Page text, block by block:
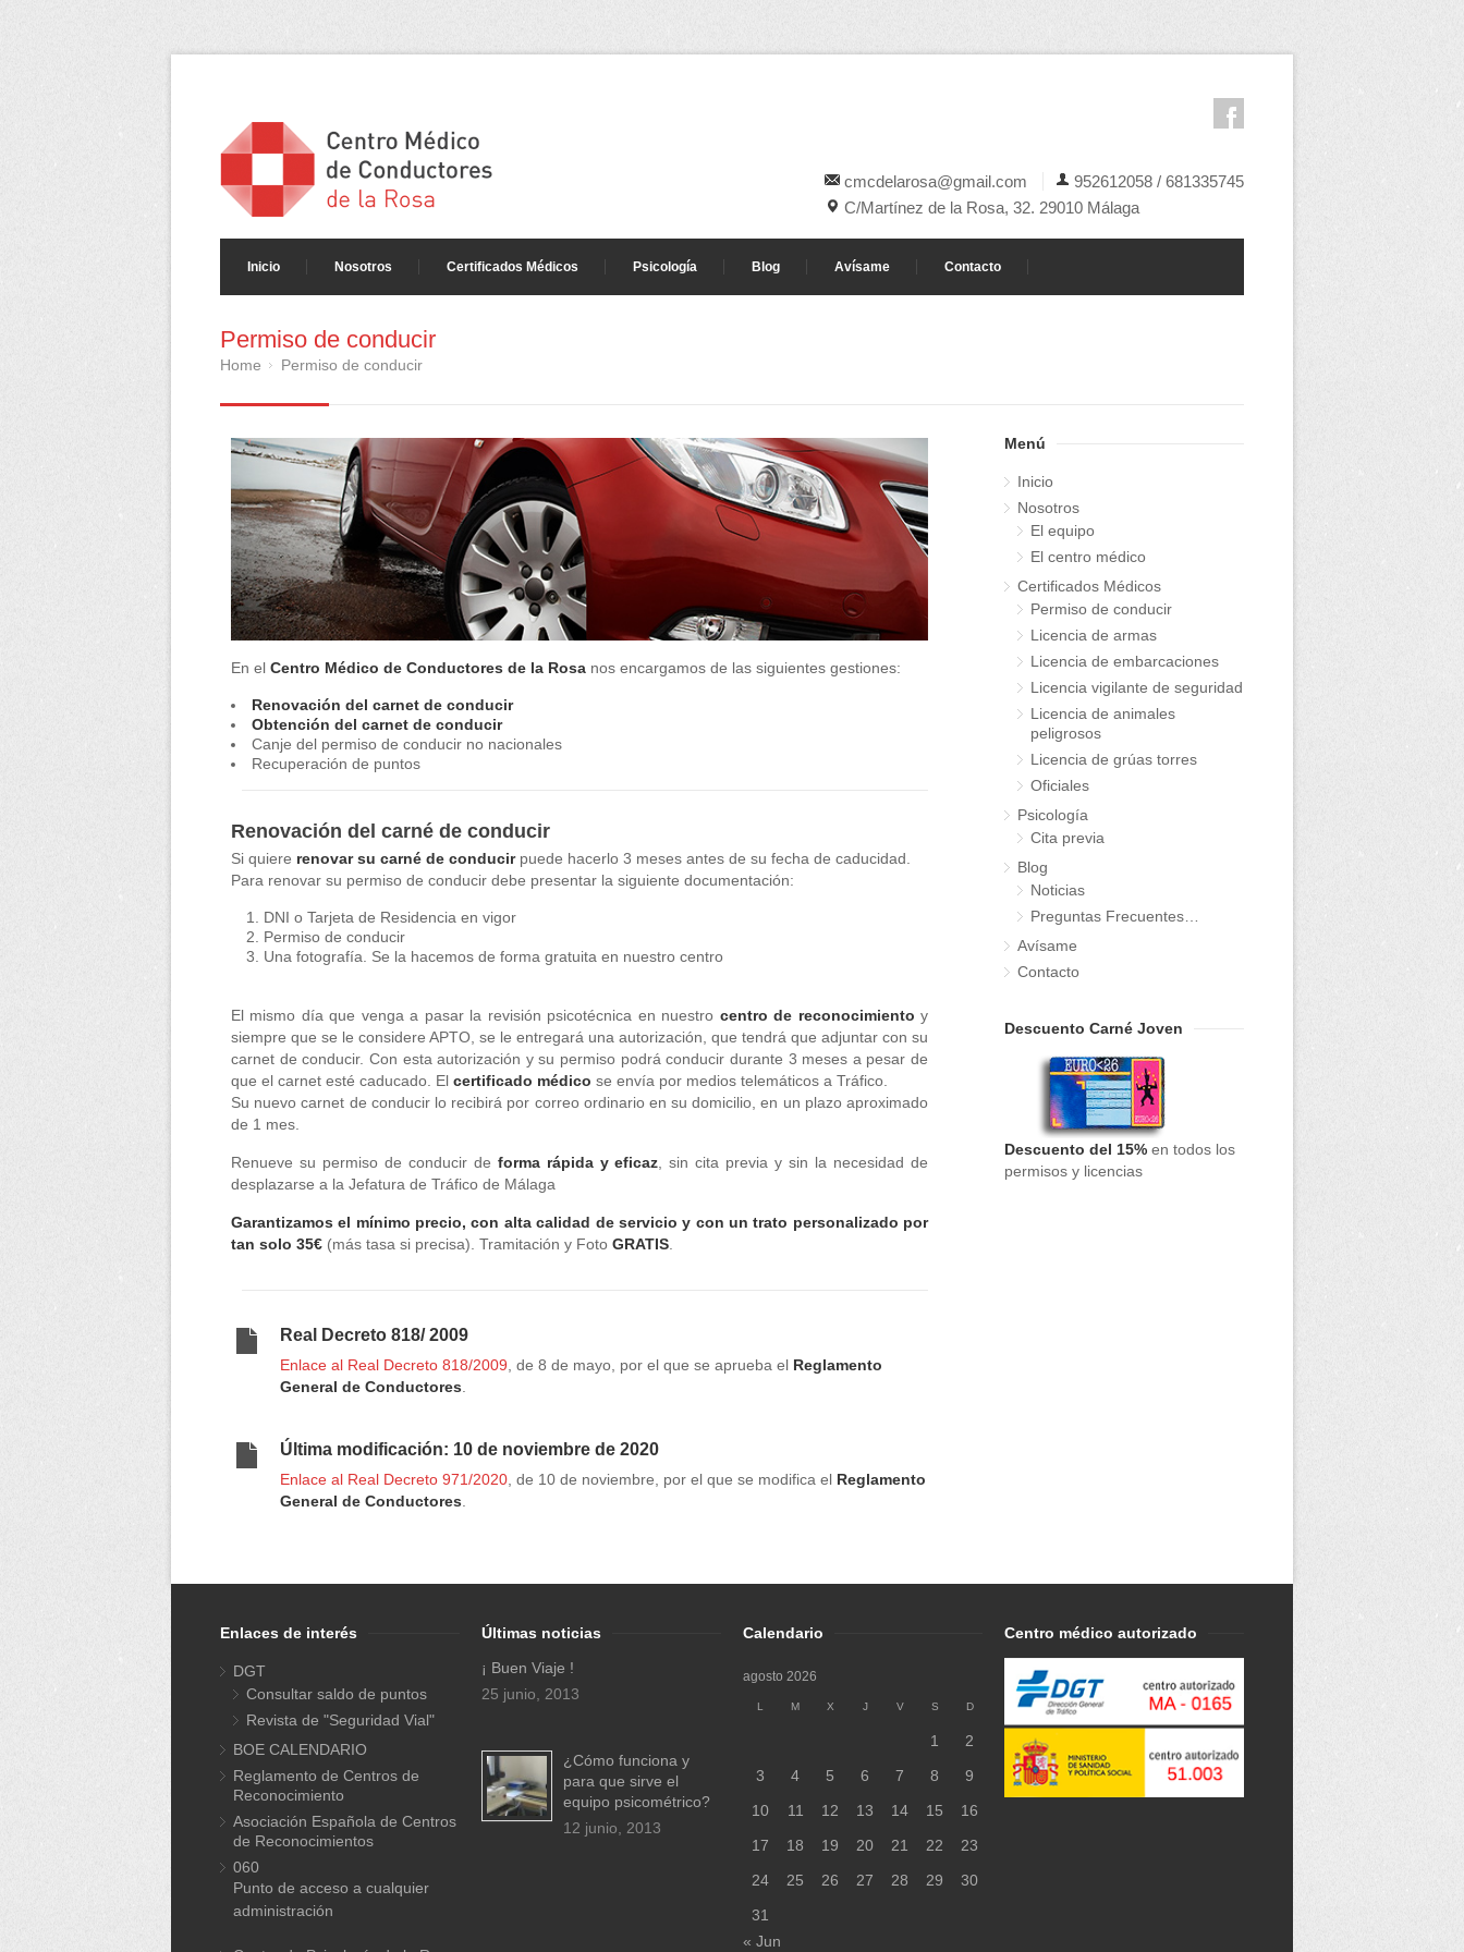
cmcdelarosa@gmail.com
952612058 / 681335745
C/Martínez de la Rosa, 32. 29010 Málaga
Inicio Nosotros Certificados Médicos Psicología Blog Avísame Contacto
Permiso de conducir
Home Permiso de conducir
En el Centro Médico de Conductores de la Rosa nos encargamos de las siguientes gestiones:
Renovación del carnet de conducir
Obtención del carnet de conducir
Canje del permiso de conducir no nacionales
Recuperación de puntos
Renovación del carné de conducir
Si quiere renovar su carné de conducirpuede hacerlo 3 meses antes de su fecha de caducidad.
Para renovar su permiso de conducir debe presentar la siguiente documentación:
DNI o Tarjeta de Residencia en vigor
Permiso de conducir
Una fotografía. Se la hacemos de forma gratuita en nuestro centro
El mismo día que venga a pasar la revisión psicotécnica en nuestro centro de reconocimiento y
siempre que se le considere APTO, se le entregará una autorización, que tendrá que adjuntar con su
carnet de conducir. Con esta autorización y su permiso podrá conducir durante 3 meses a pesar de
que el carnet esté caducado. El certificado médico se envía por medios telemáticos a Tráfico.
Su nuevo carnet de conducir lo recibirá por correo ordinario en su domicilio, en un plazo aproximado
de 1 mes.
Renueve su permiso de conducir de forma rápida y eficaz, sin cita previa y sin la necesidad de
desplazarse a la Jefatura de Tráfico de Málaga
Garantizamos el mínimo precio, con alta calidad de servicio y con un trato personalizado por
tan solo 35€ (más tasa si precisa). Tramitación y Foto GRATIS.
Real Decreto 818/ 2009
Enlace al Real Decreto 818/2009, de 8 de mayo, por el que se aprueba el Reglamento
General de Conductores.
Última modificación: 10 de noviembre de 2020
Enlace al Real Decreto 971/2020, de 10 de noviembre, por el que se modifica el Reglamento
General de Conductores.
Menú
Inicio
Nosotros
El equipo
El centro médico
Certificados Médicos
Permiso de conducir
Licencia de armas
Licencia de embarcaciones
Licencia vigilante de seguridad
Licencia de animales
peligrosos
Licencia de grúas torres
Oficiales
Psicología
Cita previa
Blog
Noticias
Preguntas Frecuentes…
Avísame
Contacto
Descuento Carné Joven
Descuento del 15% en todos los
permisos y licencias
Enlaces de interés
DGT
Consultar saldo de puntos
Revista de "Seguridad Vial"
BOE CALENDARIO
Reglamento de Centros de
Reconocimiento
Asociación Española de Centros
de Reconocimientos
060
Punto de acceso a cualquier
administración
Últimas noticias
¡ Buen Viaje !
25 junio, 2013
¿Cómo funciona y
para que sirve el
equipo psicométrico?
12 junio, 2013
Calendario
agosto 2026
L M X J V S D
1
2
3
4 5 6 7 8
9
10
11 12 13 14 15
16
17
18 19 20 21 22
23
24
25 26 27 28 29
30
31
« Jun
Centro médico autorizado